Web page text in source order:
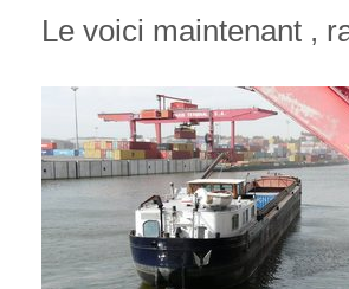
Le voici maintenant ,